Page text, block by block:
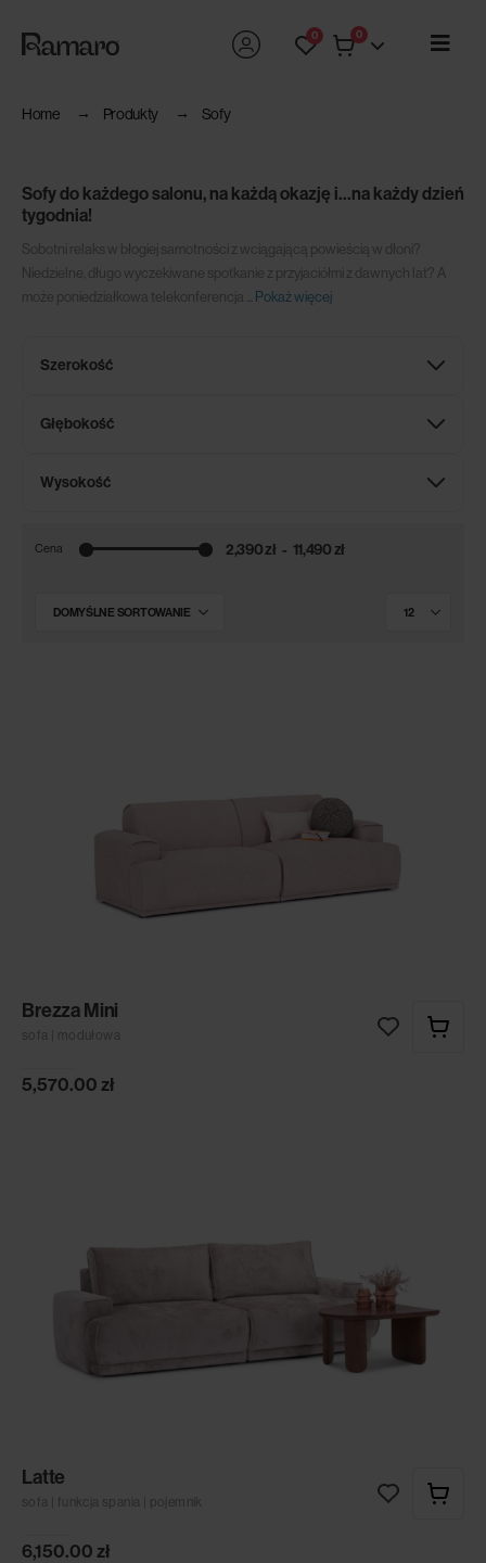
0 0
Home Produkty Sofy
Sofy do każdego salonu, na każdą okazję i…na każdy dzień
tygodnia!
Sobotni relaks w błogiej samotności z wciągającą powieścią w dłoni?
Niedzielne, długo wyczekiwane spotkanie z przyjaciółmi z dawnych lat? A
może poniedziałkowa telekonferencja
Pokaż więcej
Szerokość
Głębokość
Wysokość
Cena 2,390 zł 11,490 zł
Brezza Mini
sofa | modułowa
5,570.00 zł
Latte
sofa | funkcja spania | pojemnik
6,150.00 zł